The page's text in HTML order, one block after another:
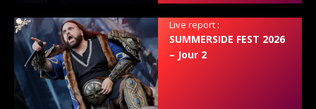
Live report :
SUMMERSIDE FEST 2026
– Jour 2